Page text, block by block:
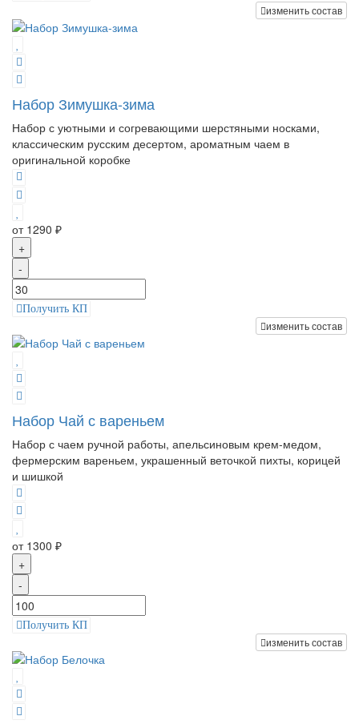
изменить состав
Набор Зимушка-зима
Набор с уютными и согревающими шерстяными носками,
классическим русским десертом, ароматным чаем в
оригинальной коробке
от 1290 ₽
+
-
Получить КП
изменить состав
Набор Чай с вареньем
Набор с чаем ручной работы, апельсиновым крем-медом,
фермерским вареньем, украшенный веточкой пихты, корицей
и шишкой
от 1300 ₽
+
-
Получить КП
изменить состав